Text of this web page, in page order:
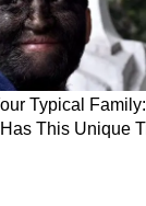
अब खत्म
की सबसे
दुनिया का
ने रास्ता